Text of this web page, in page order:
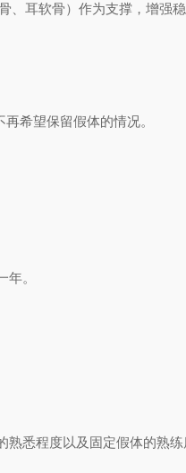
、耳软骨）作为支撑，增强
希望保留假体的情况。
。
悉程度以及固定假体的熟